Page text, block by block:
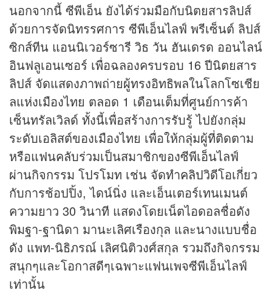
นอกจากนี้ ซีพีเอ็น ยังได้ร่วมมือกับนิตยสารลิปส์
ด้วยการจัดนิทรรศการ ซีพีเอ็นไลฟ์ พรีเซ็นต์ ลิปส์
ซิกส์ทีน แอนนิเวอร์ซารี วิธ วัน ฮันเดรด ออนไลน์
อินฟลูเอนเซอร์ เพื่อฉลองครบรอบ 16 ปีนิตยสาร
ลิปส์ จัดแสดงภาพถ่ายผู้ทรงอิทธิพลในโลกโซเชีย
ลแห่งเมืองไทย ตลอด 1 เดือนเต็มที่ศูนย์การค้า
เซ็นทรัลเวิลด์ ทั้งนี้เพื่อสร้างการรับรู้ ไปยังกลุ่ม
ระดับเอลิสต์ของเมืองไทย เพื่อให้กลุ่มผู้ที่ติดตาม
หรือแฟนคลับร่วมเป็นสมาชิกของซีพีเอ็นไลฟ์
ผ่านกิจกรรม โปรโมท เช่น จัดทำคลิปวิดีโอเกี่ยว
กับการช้อปปิ้ง, ไดน์นิ่ง และเอ็นเตอร์เทนเมนต์
ความยาว 30 วินาที แสดงโดยเน็ตไอดอลชื่อดัง
พิมฐา-ฐานิดา มานะเลิศเรืองกุล และนางแบบชื่อ
ดัง แพท-นิธิภรณ์ เลิศนิติวงศ์สกุล รวมถึงกิจกรรม
สนุกๆและโอกาสดีๆเฉพาะแฟนเพจซีพีเอ็นไลฟ์
เท่านั้น